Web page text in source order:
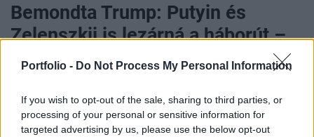
Portfolio - Do Not Process My Personal Information
If you wish to opt-out of the sale, sharing to third parties, or
processing of your personal or sensitive information for
targeted advertising by us, please use the below opt-out
Bemondta Trump: Putyin és
Zelenszkij is lezárná a háborút –
Fontos találkozó jön
Portfolio
2026. július 08. 06:54